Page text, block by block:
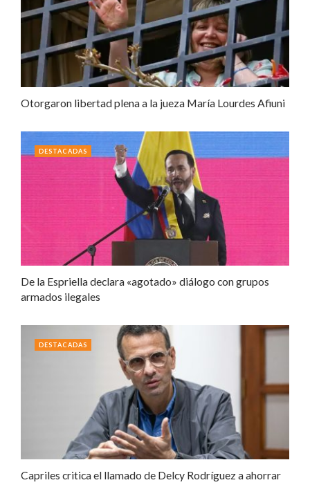
Otorgaron libertad plena a la jueza María Lourdes Afiuni
De la Espriella declara «agotado» diálogo con grupos
armados ilegales
DESTACADAS
Capriles critica el llamado de Delcy Rodríguez a ahorrar
DESTACADAS